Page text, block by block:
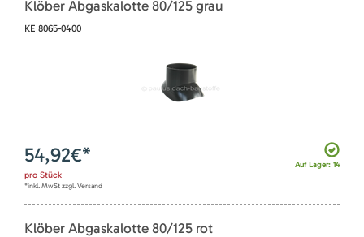
Klöber Abgaskalotte 80/125 grau
KE 8065-0400
Auf Lager: 14
54,92€*
pro Stück
*inkl. MwSt zzgl. Versand
Klöber Abgaskalotte 80/125 rot